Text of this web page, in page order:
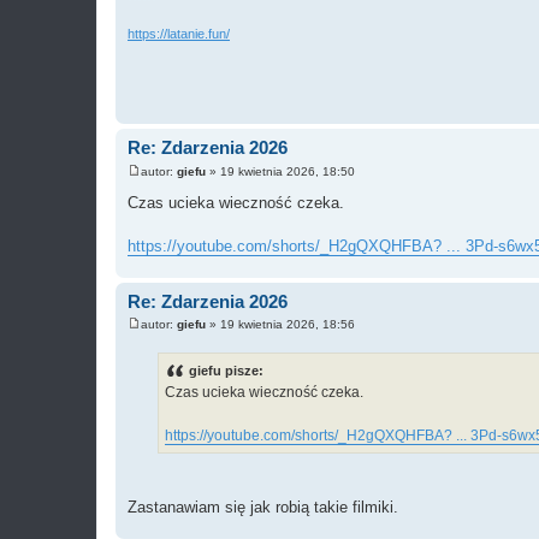
https://latanie.fun/
Re: Zdarzenia 2026
s
autor: giefu » 19 kwietnia 2026, 18:50
Czas ucieka wieczność czeka.
https://youtube.com/shorts/_H2gQXQHFBA? ... 3Pd-
Re: Zdarzenia 2026
autor: giefu » 19 kwietnia 2026, 18:56
giefu pisze:
Czas ucieka wieczność czeka.
https://youtube.com/shorts/_H2gQXQHFBA? ... 3Pd-
Zastanawiam się jak robią takie filmiki.